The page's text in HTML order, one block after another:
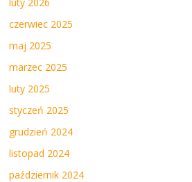
czerwiec 2025
maj 2025
marzec 2025
luty 2025
styczeń 2025
grudzień 2024
listopad 2024
październik 2024